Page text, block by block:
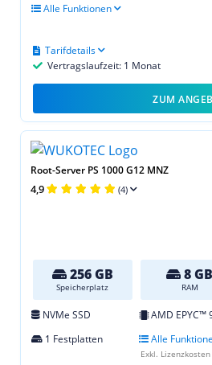
Alle Funktionen
Vertragslaufzeit: 1 Monat
Tarifdetails
ZUM
Root-Server PS 1000 G12 MNZ
4,9 (4)
256 GB
Speicherplatz
8 GB
RAM
NVMe SSD AMD EPYC™
1 Festplatten
Alle
Exkl. Lizenzkosten